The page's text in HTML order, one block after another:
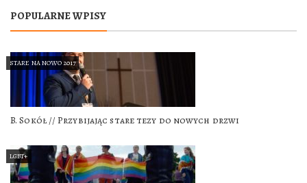
POPULARNE WPISY
STARE NA NOWO 2017
B. Sokół // Przybijając stare tezy do nowych drzwi
LGBT+